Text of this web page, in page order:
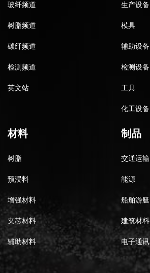
玻纤频道
树脂频道
碳纤频道
检测频道
英文站
生产设备
模具
辅助设备
检测设备
工具
化工设备
材料
树脂
预浸料
增强材料
夹芯材料
辅助材料
制品
交通运输
能源
船舶游艇
建筑材料
电子通讯